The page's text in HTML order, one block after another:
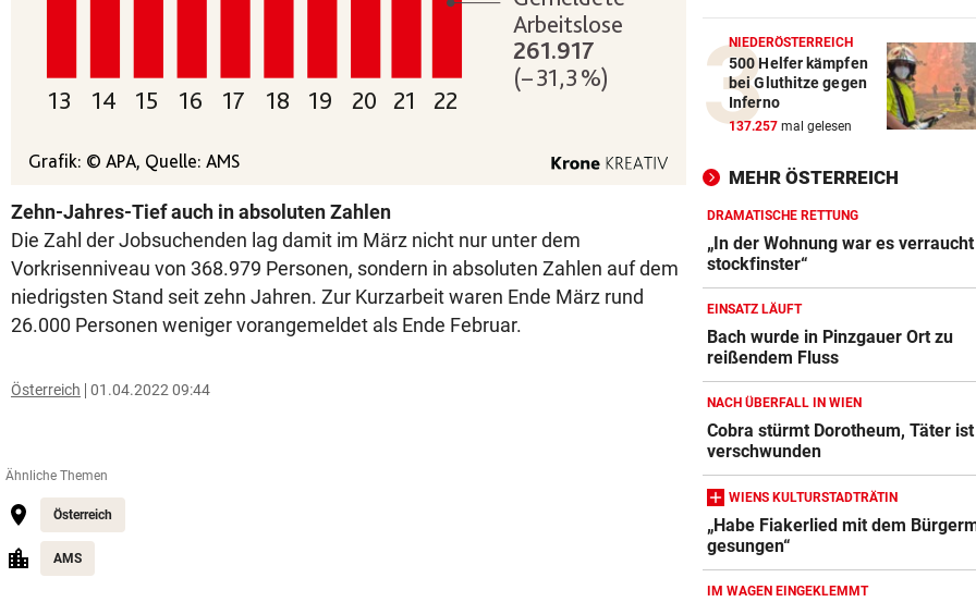
Zehn-Jahres-Tief auch in absoluten Zahlen
Die Zahl der Jobsuchenden lag damit im März nicht nur unter dem
Vorkrisenniveau von 368.979 Personen, sondern in absoluten Zahlen auf dem
niedrigsten Stand seit zehn Jahren. Zur Kurzarbeit waren Ende März rund
26.000 Personen weniger vorangemeldet als Ende Februar.
Österreich 01.04.2022 09:44
Ähnliche Themen
Österreich
AMS
2. LIGA
Wacker fordert den großen
Aufstiegsfavoriten
FIFA IN DER KRITIK vor
Wie Infantino jetzt in den
Angriffsmodus schaltet
LEIPZIGS SEIWALD vor
„Er ist wie der Liebling aller
Schwiegermütter!“
NHL-ASS HAUTNAH vor 2
Marco Kasper: „Brenne fürs
Eishockey wie mit 16!“
NIEDERÖSTERREICH
500 Helfer kämpfen
bei Gluthitze gegen
Inferno
137.257 mal gelesen
MEHR ÖSTERREICH
DRAMATISCHE RETTUNG
„In der Wohnung war es
stockfinster“
EINSATZ LÄUFT
Bach wurde in Pinzgauer Ort zu
reißendem Fluss
NACH ÜBERFALL IN WIEN
Cobra stürmt Dorotheum, Täter ist
verschwunden
WIENS KULTURSTADTRÄTIN
„Habe Fiakerlied mit dem
gesungen“
IM WAGEN EINGEKLEMMT